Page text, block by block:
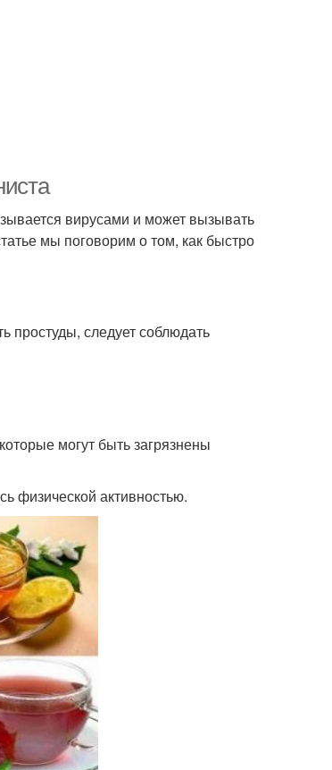
вирусами и может вызывать
мы поговорим о том, как быстро
простуды, следует соблюдать
могут быть загрязнены
физической активностью.